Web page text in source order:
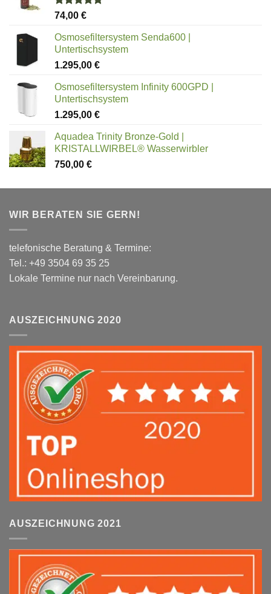
Bewertet
von 5
74,00 €
Osmosefiltersystem Senda600 |
Untertischsystem
1.295,00 €
Osmosefiltersystem Infinity 600GPD |
Untertischsystem
1.295,00 €
Aquadea Trinity Bronze-Gold |
KRISTALLWIRBEL® Wasserwirbler
750,00 €
WIR BERATEN SIE GERN!
telefonische Beratung & Termine:
Tel.: +49 3504 69 35 25
Lokale Termine nur nach Vereinbarung.
AUSZEICHNUNG 2020
AUSZEICHNUNG 2021